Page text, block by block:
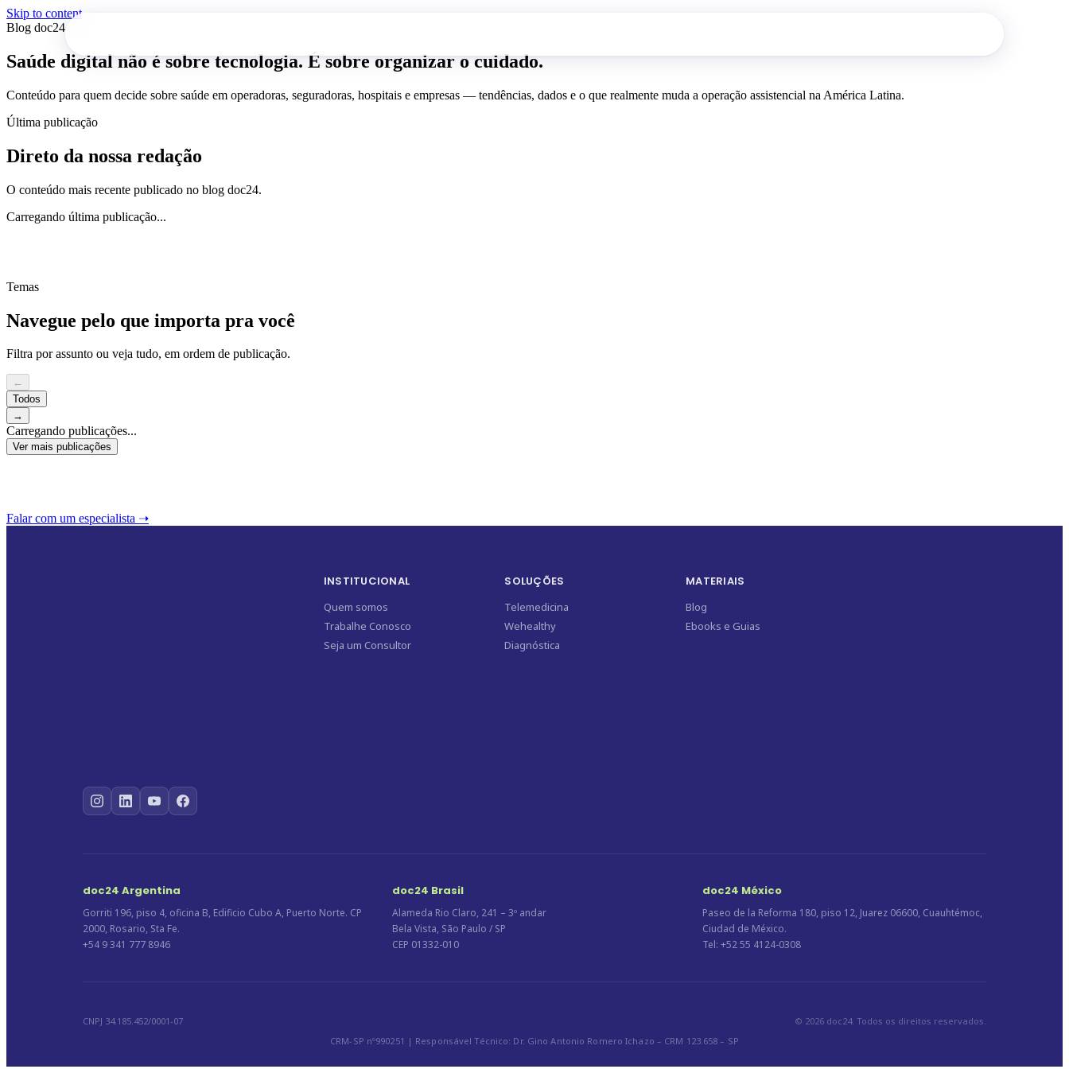
Skip to content
Blog doc24
Saúde digital não é sobre tecnologia. É sobre organizar o cuidado.
Conteúdo para quem decide sobre saúde em operadoras, seguradoras, hospitais e empresas — tendências, dados e o que realmente muda a operação assistencial na América Latina.
Última publicação
Direto da nossa redação
O conteúdo mais recente publicado no blog doc24.
Carregando última publicação...
Temas
Navegue pelo que importa pra você
Filtra por assunto ou veja tudo, em ordem de publicação.
←
Todos
→
Carregando publicações...
Ver mais publicações
Falar com um especialista ➝‬
INSTITUCIONAL
Quem somos
Trabalhe Conosco
Seja um Consultor
SOLUÇÕES
Telemedicina
Wehealthy
Diagnóstica
MATERIAIS
Blog
Ebooks e Guias
doc24 Argentina
Gorriti 196, piso 4, oficina B, Edificio Cubo A, Puerto Norte. CP
2000, Rosario, Sta Fe.
+54 9 341 777 8946
doc24 Brasil
Alameda Rio Claro, 241 – 3º andar
Bela Vista, São Paulo / SP
CEP 01332-010
doc24 México
Paseo de la Reforma 180, piso 12, Juarez 06600, Cuauhtémoc,
Ciudad de México.
Tel: +52 55 4124-0308
CNPJ 34.185.452/0001-07
© 2026 doc24. Todos os direitos reservados.
CRM-SP nº990251 | Responsável Técnico: Dr. Gino Antonio Romero Ichazo – CRM 123.658 – SP